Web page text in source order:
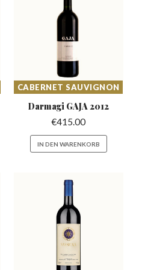
CABERNET SAUVIGNON
Darmagi GAJA 2012
€415.00
IN DEN WARENKORB